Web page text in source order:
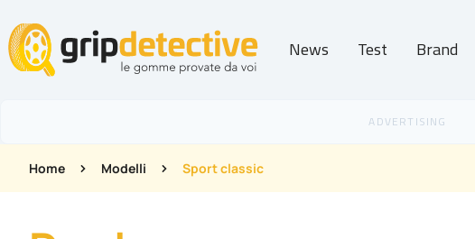
GripDetective News Test Brand
Home Modelli Sport classic